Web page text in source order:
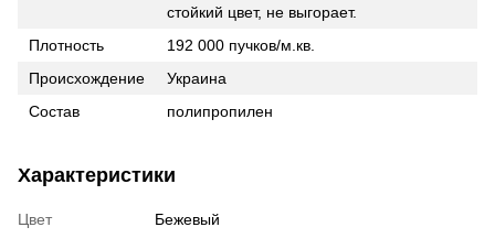
стойкий цвет, не выгорает.
Плотность
192 000 пучков/м.кв.
Происхождение
Украина
Состав
полипропилен
Характеристики
Цвет
Бежевый